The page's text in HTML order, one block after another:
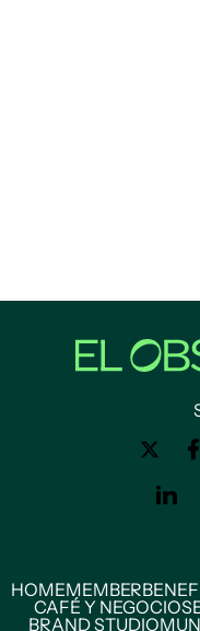
HOMEMEMBER
CAFÉ Y NEGOCIOS
BRAND STUDIO